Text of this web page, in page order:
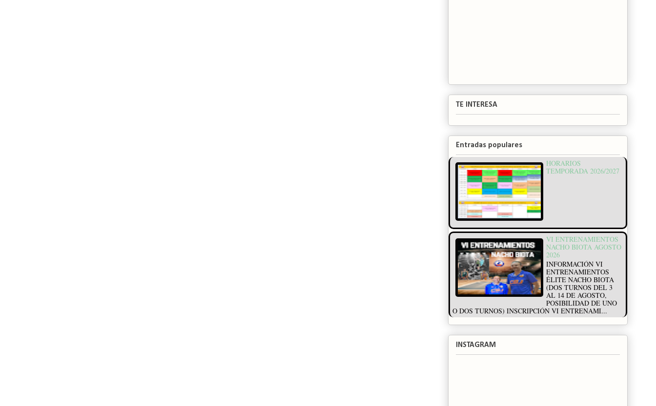
TE INTERESA
Entradas populares
HORARIOS
TEMPORADA 2026/2027
VI ENTRENAMIENTOS
NACHO BIOTA AGOSTO
2026
INFORMACIÓN VI
ENTRENAMIENTOS
ÉLITE NACHO BIOTA
(DOS TURNOS DEL 3
AL 14 DE AGOSTO,
POSIBILIDAD DE UNO
O DOS TURNOS) INSCRIPCIÓN VI ENTRENAMI...
INSTAGRAM